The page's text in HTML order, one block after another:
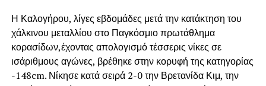
Η Καλογήρου, λίγες εβδομάδες μετά την κατάκτηση του
χάλκινου μεταλλίου στο Παγκόσμιο πρωτάθλημα
κορασίδων,έχοντας απολογισμό τέσσερις νίκες σε
ισάριθμους αγώνες, βρέθηκε στην κορυφή της κατηγορίας
-148cm. Νίκησε κατά σειρά 2-0 την Βρετανίδα Κιμ, την